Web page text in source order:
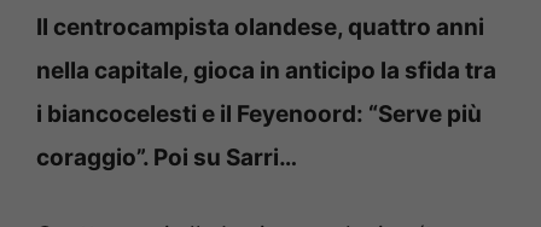
Il centrocampista olandese, quattro anni
nella capitale, gioca in anticipo la sfida tra
i biancocelesti e il Feyenoord: “Serve più
coraggio”. Poi su Sarri…